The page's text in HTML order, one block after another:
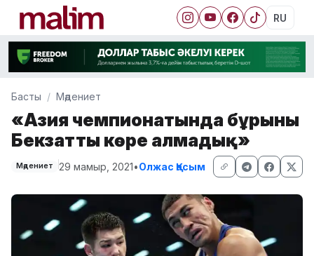
RU
Басты Мәдениет
«Азия чемпионатында бұрынғы
Бекзатты көре алмадық»
Мәдениет 29 мамыр, 2021•Олжас Қасым